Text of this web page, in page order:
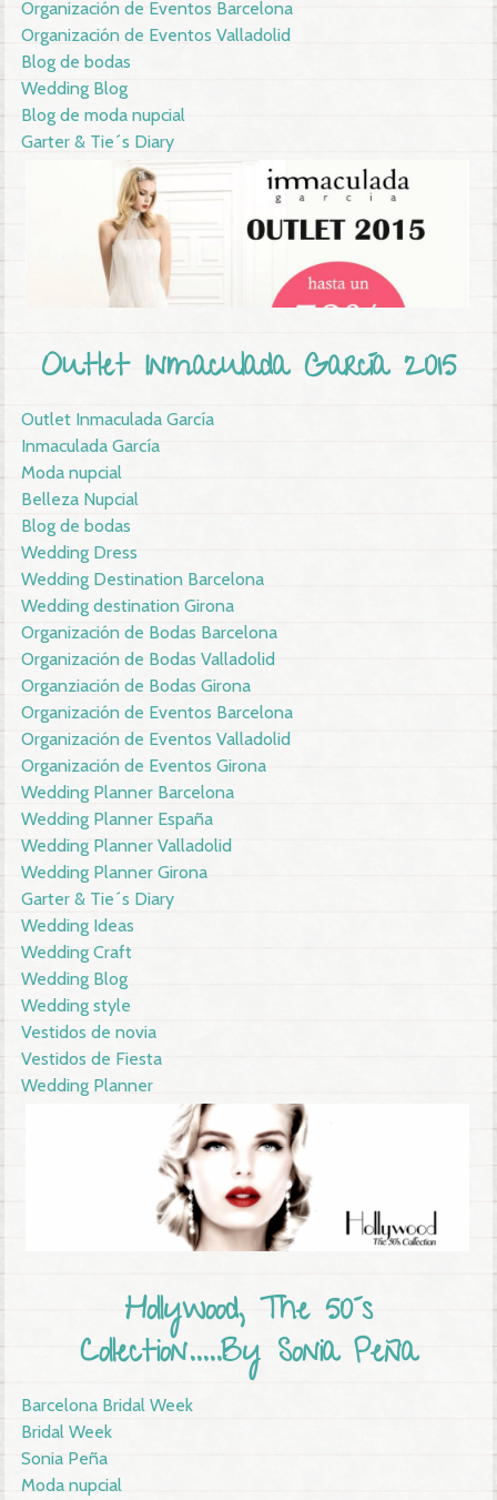
Organización de Eventos Barcelona
Organización de Eventos Valladolid
Blog de bodas
Wedding Blog
Blog de moda nupcial
Garter & Tie´s Diary
Outlet Inmaculada García 2015
Outlet Inmaculada García
Inmaculada García
Moda nupcial
Belleza Nupcial
Blog de bodas
Wedding Dress
Wedding Destination Barcelona
Wedding destination Girona
Organización de Bodas Barcelona
Organización de Bodas Valladolid
Organziación de Bodas Girona
Organización de Eventos Barcelona
Organización de Eventos Valladolid
Organización de Eventos Girona
Wedding Planner Barcelona
Wedding Planner España
Wedding Planner Valladolid
Wedding Planner Girona
Garter & Tie´s Diary
Wedding Ideas
Wedding Craft
Wedding Blog
Wedding style
Vestidos de novia
Vestidos de Fiesta
Wedding Planner
Hollywood, The 50´s
Collection.....By Sonia Peña
Barcelona Bridal Week
Bridal Week
Sonia Peña
Moda nupcial